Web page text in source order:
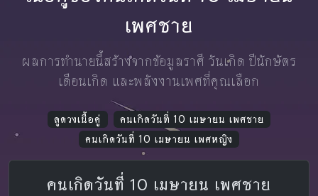
เพศชาย
ผลการทำนายนี้สร้างจากข้อมูลราศี วันเกิด ปีนักษัตร
เดือนเกิด และพลังงานเพศที่คุณเลือก
ดูดวงเนื้อคู่
คนเกิดวันที่ 10 เมษายน เพศชาย
คนเกิดวันที่ 10 เมษายน เพศหญิง
คนเกิดวันที่ 10 เมษายน เพศชาย